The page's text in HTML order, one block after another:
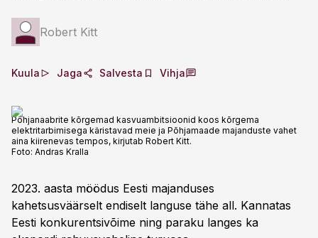
Robert Kitt
Kuula Jaga Salvesta Vihja
Põhjanaabrite kõrgemad kasvuambitsioonid koos kõrgema
elektritarbimisega käristavad meie ja Põhjamaade majanduste vahet
aina kiirenevas tempos, kirjutab Robert Kitt.
Foto: Andras Kralla
2023. aasta möödus Eesti majanduses
kahetsusväärselt endiselt languse tähe all. Kannatas
Eesti konkurentsivõime ning paraku langes ka